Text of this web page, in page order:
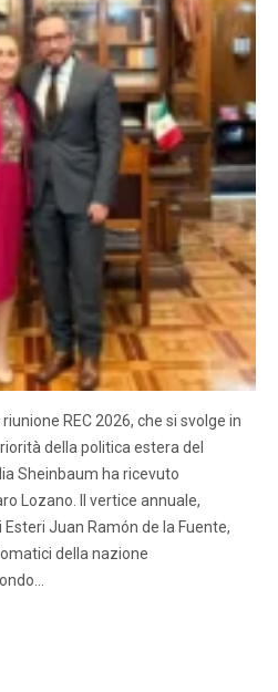
REC 2026, che si svolge in
della politica estera del
Sheinbaum ha ricevuto
Lozano. Il vertice annuale,
Juan Ramón de la Fuente,
della nazione